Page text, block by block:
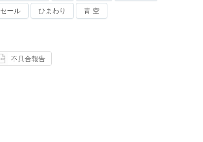
セール ひまわり 青 空
不具合報告